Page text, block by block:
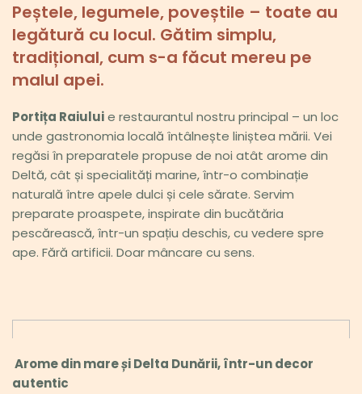
Peștele, legumele, poveștile – toate au
legătură cu locul. Gătim simplu,
tradițional, cum s-a făcut mereu pe
malul apei.
Portița Raiului e restaurantul nostru principal – un loc
unde gastronomia locală întâlnește liniștea mării. Vei
regăsi în preparatele propuse de noi atât arome din
Deltă, cât și specialități marine, într-o combinație
naturală între apele dulci și cele sărate. Servim
preparate proaspete, inspirate din bucătăria
pescărească, într-un spațiu deschis, cu vedere spre
ape. Fără artificii. Doar mâncare cu sens.
Arome din mare și Delta Dunării, într-un decor
autentic